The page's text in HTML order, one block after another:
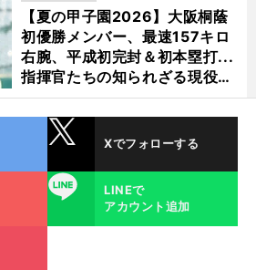
【夏の甲子園2026】大阪桐蔭
初優勝メンバー、最速157キロ
右腕、平成初完封＆初本塁打...
指揮官たちの知られざる現役時
代
Xでフォローする
LINE
LINEで
アカウント追加